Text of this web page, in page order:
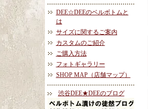
DEE☆DEEのベルボトムと
は
サイズに関するご案内
カスタムのご紹介
ご購入方法
フォトギャラリー
SHOP MAP（店舗マップ）
渋谷DEE★DEEのブログ